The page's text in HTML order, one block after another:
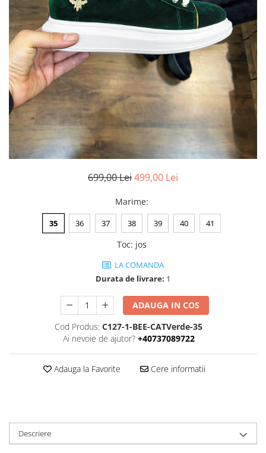
Posete
Rucsac
Plic
Saculet
Borsete
Mov
Visiniu
Maro
Albastru
699,00 Lei499,00 Lei
Marime:
35 36 37 38 39 40 41
Toc: jos
LA COMANDA
Durata de livrare: 1
ADAUGA IN COS
Cod Produs: C127-1-BEE-CATVerde-35
Ai nevoie de ajutor? +40737089722
Adauga la Favorite Cere informatii
Descriere